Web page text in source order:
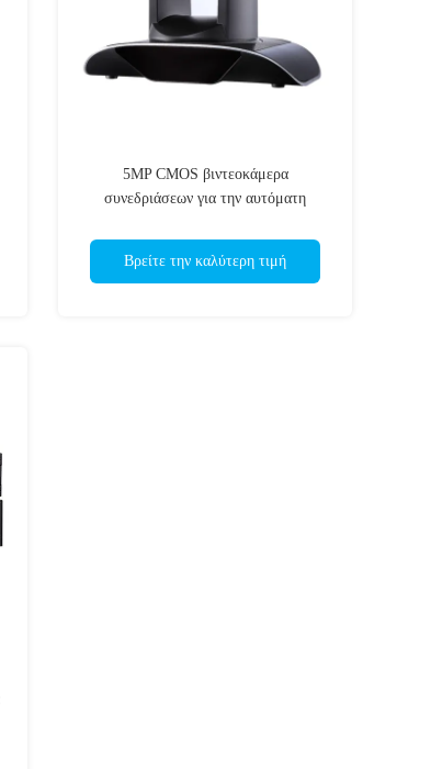
5MP CMOS βιντεοκάμερα
συνεδριάσεων για την αυτόματη
Βρείτε την καλύτερη τιμή